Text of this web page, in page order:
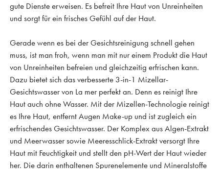
gute Dienste erweisen. Es befreit Ihre Haut von Unreinheiten
und sorgt für ein frisches Gefühl auf der Haut.
Gerade wenn es bei der Gesichtsreinigung schnell gehen
muss, ist man froh, wenn man mit nur einem Produkt die Haut
von Unreinheiten befreien und gleichzeitig erfrischen kann.
Dazu bietet sich das verbesserte 3-in-1 Mizellar-
Gesichtswasser von La mer perfekt an. Denn es reinigt Ihre
Haut auch ohne Wasser. Mit der Mizellen-Technologie reinigt
es Ihre Haut, entfernt Augen Make-up und ist zugleich ein
erfrischendes Gesichtswasser. Der Komplex aus Algen-Extrakt
und Meerwasser sowie Meeresschlick-Extrakt versorgt Ihre
Haut mit Feuchtigkeit und stellt den pH-Wert der Haut wieder
her. Die darin enthaltenen Spurenelemente und Mineralstoffe